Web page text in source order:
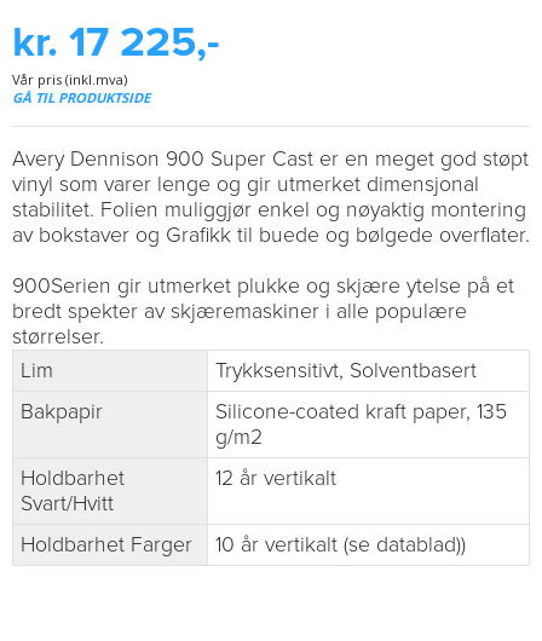
kr. 17 225,-
Vår pris (inkl.mva)
GÅ TIL PRODUKTSIDE
Avery Dennison 900 Super Cast er en meget god støpt
vinyl som varer lenge og gir utmerket dimensjonal
stabilitet. Folien muliggjør enkel og nøyaktig montering
av bokstaver og Grafikk til buede og bølgede overflater.
900Serien gir utmerket plukke og skjære ytelse på et
bredt spekter av skjæremaskiner i alle populære
størrelser.
Lim
Trykksensitivt, Solventbasert
Bakpapir
Silicone-coated kraft paper, 135
g/m2
Holdbarhet
Svart/Hvitt
12 år vertikalt
Holdbarhet Farger 10 år vertikalt (se datablad))